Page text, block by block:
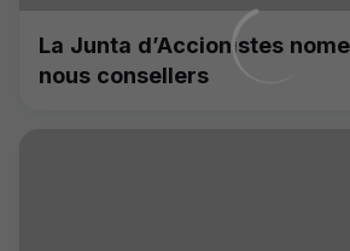
La Junta d’Accionistes
nous consellers